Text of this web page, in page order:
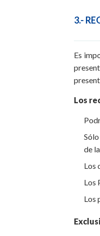
3.-
Es
Los
de
Los
Los
Los